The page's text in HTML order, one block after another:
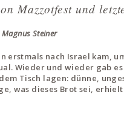
Mazzotfest und
Magnus Steiner
erstmals nach Israel kam,
Wieder und wieder gab
Tisch lagen: dünne,
was dieses Brot sei,